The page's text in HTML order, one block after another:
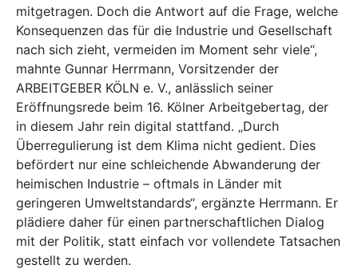
mitgetragen. Doch die Antwort auf die Frage, welche
Konsequenzen das für die Industrie und Gesellschaft
nach sich zieht, vermeiden im Moment sehr viele“,
mahnte Gunnar Herrmann, Vorsitzender der
ARBEITGE­BER KÖLN e. V., anlässlich seiner
Eröffnungsrede beim 16. Kölner Arbeitgebertag, der
in diesem Jahr rein digital stattfand. „Durch
Überregulierung ist dem Klima nicht gedient. Dies
befördert nur eine schleichende Abwanderung der
heimischen Industrie – oftmals in Länder mit
geringeren Umweltstandards“, ergänzte Herrmann. Er
plädiere daher für einen partnerschaftlichen Dialog
mit der Politik, statt einfach vor vollendete Tatsachen
gestellt zu werden.